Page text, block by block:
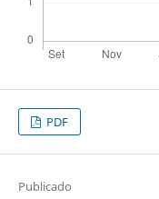
PDF
Publicado